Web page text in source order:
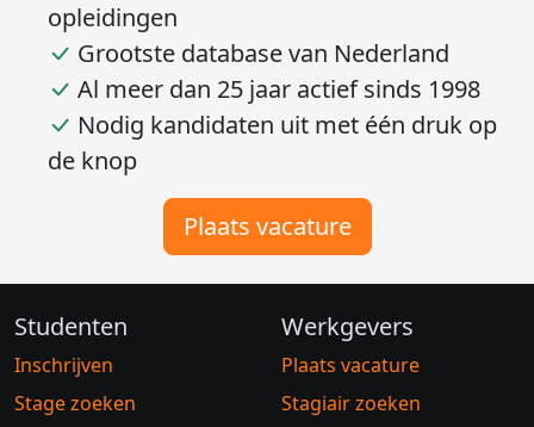
opleidingen
Grootste database van Nederland
Al meer dan 25 jaar actief sinds 1998
Nodig kandidaten uit met één druk op
de knop
Plaats vacature
Studenten
Inschrijven
Stage zoeken
Werkgevers
Plaats vacature
Stagiair zoeken